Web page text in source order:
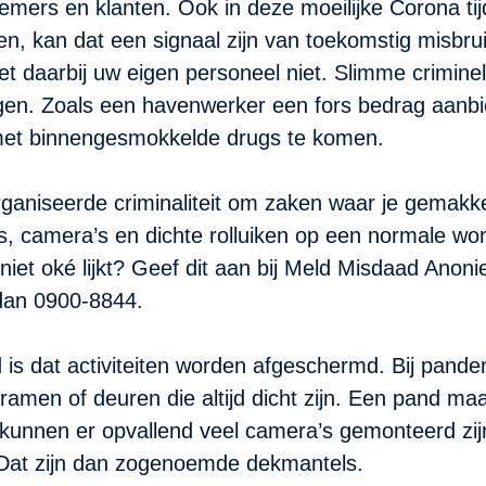
en klanten. Ook in deze moeilijke Corona
kan dat een signaal zijn van toekomstig
daarbij uw eigen personeel niet. Slimme
Zoals een havenwerker een fors bedrag
binnengesmokkelde drugs te komen.
criminaliteit om zaken waar je
camera’s en dichte rolluiken op een normale
oké lijkt? Geef dit aan bij Meld Misdaad
0900-8844.
dat activiteiten worden afgeschermd. Bij
of deuren die altijd dicht zijn. Een pand
er opvallend veel camera’s gemonteerd
zijn dan zogenoemde dekmantels.